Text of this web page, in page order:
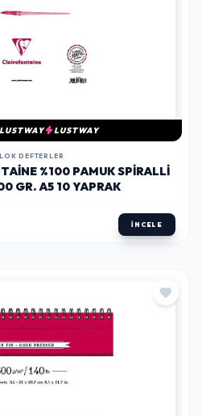
LUSTWAY LUSTWAY
DEFTERLER
%100 PAMUK SPIRALLI
GR. A5 10 YAPRAK
İNCELE